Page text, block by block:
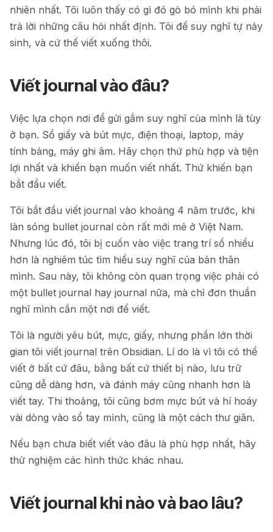
nhiên nhất. Tôi luôn thấy có gì đó gò bó mình khi phải
trả lời những câu hỏi nhất định. Tôi để suy nghĩ tự nảy
sinh, và cứ thế viết xuống thôi.
Viết journal vào đâu?
Việc lựa chọn nơi để gửi gắm suy nghĩ của mình là tùy
ở bạn. Sổ giấy và bút mực, điện thoại, laptop, máy
tính bảng, máy ghi âm. Hãy chọn thứ phù hợp và tiện
lợi nhất và khiến bạn muốn viết nhất. Thứ khiến bạn
bắt đầu viết.
Tôi bắt đầu viết journal vào khoảng 4 năm trước, khi
làn sóng bullet journal còn rất mới mẻ ở Việt Nam.
Nhưng lúc đó, tôi bị cuốn vào việc trang trí sổ nhiều
hơn là nghiêm túc tìm hiểu suy nghĩ của bản thân
mình. Sau này, tôi không còn quan trọng việc phải có
một bullet journal hay journal nữa, mà chỉ đơn thuần
nghĩ mình cần một nơi để viết.
Tôi là người yêu bút, mực, giấy, nhưng phần lớn thời
gian tôi viết journal trên Obsidian. Lí do là vì tôi có thể
viết ở bất cứ đâu, bằng bất cứ thiết bị nào, lưu trữ
cũng dễ dàng hơn, và đánh máy cũng nhanh hơn là
viết tay. Thi thoảng, tôi cũng bơm mực bút và hí hoáy
vài dòng vào sổ tay mình, cũng là một cách thư giãn.
Nếu bạn chưa biết viết vào đâu là phù hợp nhất, hãy
thử nghiệm các hình thức khác nhau.
Viết journal khi nào và bao lâu?